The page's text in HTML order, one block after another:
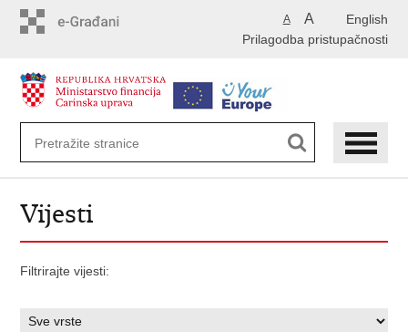
English
A A
Prilagodba pristupačnosti
Vijesti
Filtrirajte vijesti: